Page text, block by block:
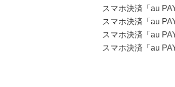
スマホ決済「au
スマホ決済「au
スマホ決済「au
スマホ決済「au